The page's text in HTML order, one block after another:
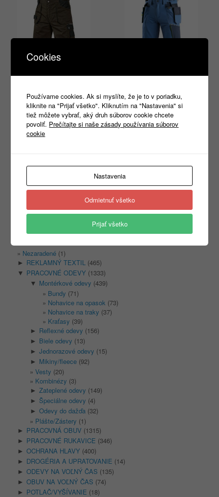
CXS ORION DAVID,
20,30€ s DPH
Výber možností
CXS NAOS, modré
54,24€ s DPH
Výber možností
search
Kategórie
Nezaradené (1)
► REKLAMNÝ TEXTIL (465)
▼ PRACOVNÉ ODEVY (1333)
▼ Montérkové odevy (439)
Bundy (71)
Nohavice na opasok (73)
Nohavice na traky (37)
Kraťasy (39)
► Reflexné odevy (156)
► Biele odevy (13)
► Jednorazové odevy (15)
► Mikiny/fleece (92)
Vesty (20)
Kombinézy (3)
► Zateplené odevy (149)
► Špeciálne odevy (4)
► Odevy do dažďa (32)
Plášte/Zástery (1)
► PRACOVNÁ OBUV (1315)
► PRACOVNÉ RUKAVICE (346)
► OCHRANA HLAVY (400)
► DROGÉRIA A UPRATOVANIE (14)
► ODEVY NA VOĽNÝ ČAS (135)
► OBUV NA VOĽNÝ ČAS (74)
► POTLAČ/VYŠÍVANIE (18)
Cookies
Používame cookies. Ak si myslíte, že je to v poriadku,
kliknite na "Prijať všetko". Kliknutím na "Nastavenia" si
tiež môžete vybrať, aký druh súborov cookie chcete
povoliť. Prečítajte si naše zásady používania súborov
cookie
Nastavenia
Odmietnuť všetko
Prijať všetko